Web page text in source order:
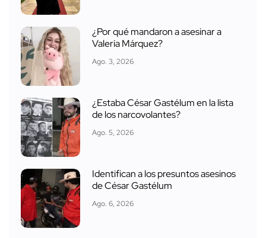
¿Por qué mandaron a asesinar a
Valeria Márquez?
Ago. 3, 2026
¿Estaba César Gastélum en la lista
de los narcovolantes?
Ago. 5, 2026
Identifican a los presuntos asesinos
de César Gastélum
Ago. 6, 2026